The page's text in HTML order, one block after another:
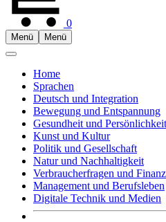
0
Menü Menü
Home
Sprachen
Deutsch und Integration
Bewegung und Entspannung
Gesundheit und
Kunst und Kultur
Politik und Gesellschaft
Natur und Nachhaltigkeit
Verbraucherfragen und
Management und Berufsleben
Digitale Technik und Medien